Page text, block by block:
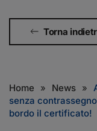
Torna
Home News
senza
bordo il certificato!